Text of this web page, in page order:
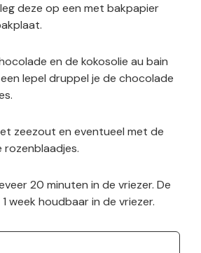
deze op een met bakpapier
en de kokosolie au bain
lepel druppel je de chocolade
zeezout en eventueel met de
20 minuten in de vriezer. De
1 week houdbaar in de vriezer.